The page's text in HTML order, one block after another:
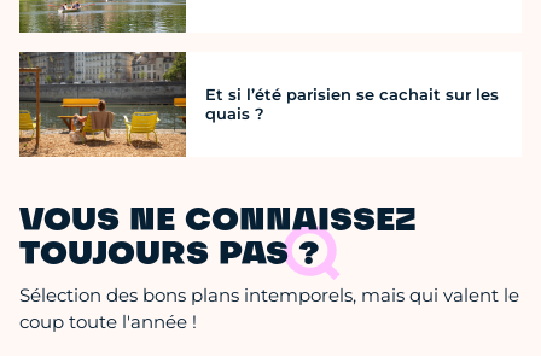
Et si l’été parisien se cachait sur les
quais ?
VOUS NE CONNAISSEZ
TOUJOURS PAS ?
Sélection des bons plans intemporels, mais qui valent le
coup toute l'année !